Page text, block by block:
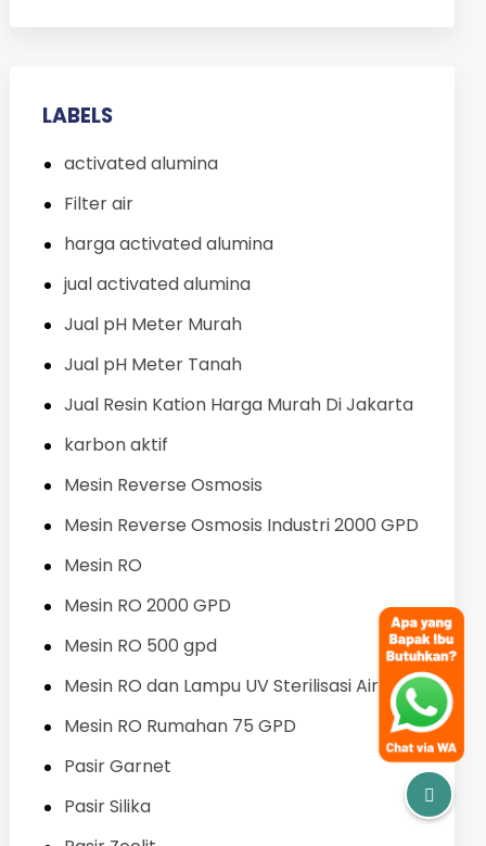
LABELS
activated alumina
Filter air
harga activated alumina
jual activated alumina
Jual pH Meter Murah
Jual pH Meter Tanah
Jual Resin Kation Harga Murah Di Jakarta
karbon aktif
Mesin Reverse Osmosis
Mesin Reverse Osmosis Industri 2000 GPD
Mesin RO
Mesin RO 2000 GPD
Mesin RO 500 gpd
Mesin RO dan Lampu UV Sterilisasi Air
Mesin RO Rumahan 75 GPD
Pasir Garnet
Pasir Silika